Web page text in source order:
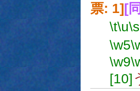
票: 1][
\t\u
\w5
\w9
[10]